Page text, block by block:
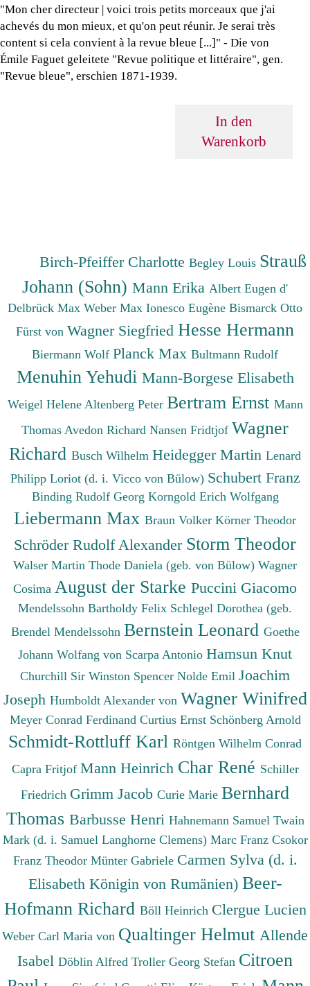
"Mon cher directeur | voici trois petits morceaux que j'ai
achevés du mon mieux, et qu'on peut réunir. Je serai très
content si cela convient à la revue bleue [...]" - Die von
Émile Faguet geleitete "Revue politique et littéraire", gen.
"Revue bleue", erschien 1871-1939.
In den
Warenkorb
Birch-Pfeiffer CharlotteBegley Louis Strauß
Johann (Sohn) Mann Erika Albert Eugen d'
Delbrück Max Weber Max Ionesco Eugène Bismarck Otto
Fürst von Wagner Siegfried Hesse Hermann
Biermann Wolf Planck Max Bultmann Rudolf
Menuhin Yehudi Mann-Borgese Elisabeth
Weigel Helene Altenberg Peter Bertram Ernst Mann
Thomas Avedon Richard Nansen Fridtjof Wagner
Richard Busch Wilhelm Heidegger Martin Lenard
Philipp Loriot (d. i. Vicco von Bülow) Schubert Franz
Binding Rudolf Georg Korngold Erich Wolfgang
Liebermann Max Braun Volker Körner Theodor
Schröder Rudolf Alexander Storm Theodor
Walser Martin Thode Daniela (geb. von Bülow) Wagner
Cosima August der Starke Puccini Giacomo
Mendelssohn Bartholdy Felix Schlegel Dorothea (geb.
Brendel Mendelssohn Bernstein Leonard Goethe
Johann Wolfang von Scarpa Antonio Hamsun Knut
Churchill Sir Winston Spencer Nolde Emil Joachim
Joseph Humboldt Alexander von Wagner Winifred
Meyer Conrad Ferdinand Curtius Ernst Schönberg Arnold
Schmidt-Rottluff Karl Röntgen Wilhelm Conrad
Capra Fritjof Mann Heinrich Char René Schiller
Friedrich Grimm Jacob Curie Marie Bernhard
Thomas Barbusse Henri Hahnemann Samuel Twain
Mark (d. i. Samuel Langhorne Clemens) Marc Franz Csokor
Franz Theodor Münter Gabriele Carmen Sylva (d. i.
Elisabeth Königin von Rumänien) Beer-
Hofmann Richard Böll Heinrich Clergue Lucien
Weber Carl Maria von Qualtinger Helmut Allende
Isabel Döblin Alfred Troller Georg Stefan Citroen